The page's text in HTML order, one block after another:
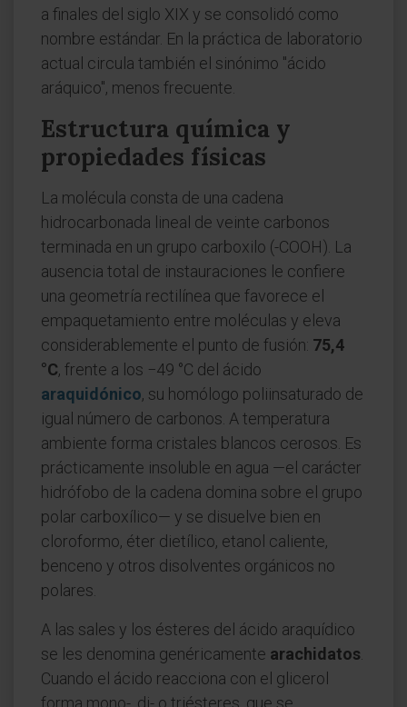
a finales del siglo XIX y se consolidó como
nombre estándar. En la práctica de laboratorio
actual circula también el sinónimo "ácido
aráquico", menos frecuente.
Estructura química y
propiedades físicas
La molécula consta de una cadena
hidrocarbonada lineal de veinte carbonos
terminada en un grupo carboxilo (-COOH). La
ausencia total de instauraciones le confiere
una geometría rectilínea que favorece el
empaquetamiento entre moléculas y eleva
considerablemente el punto de fusión: 75,4
°C, frente a los −49 °C del ácido
araquidónico, su homólogo poliinsaturado de
igual número de carbonos. A temperatura
ambiente forma cristales blancos cerosos. Es
prácticamente insoluble en agua —el carácter
hidrófobo de la cadena domina sobre el grupo
polar carboxílico— y se disuelve bien en
cloroformo, éter dietílico, etanol caliente,
benceno y otros disolventes orgánicos no
polares.
A las sales y los ésteres del ácido araquídico
se les denomina genéricamente arachidatos
Cuando el ácido reacciona con el glicerol
forma mono-, di- o triésteres, que se